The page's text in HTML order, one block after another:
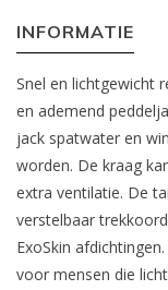
INFORMATIE
Snel en lichtgewicht
en ademend
jack spatwater en
worden. De kraag
extra ventilatie. De
verstelbaar
ExoSkin
voor mensen die